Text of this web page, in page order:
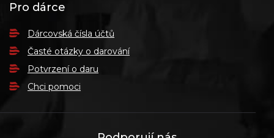
Pro dárce
Dárcovská čísla účtů
Časté otázky o darování
Potvrzení o daru
Chci pomoci